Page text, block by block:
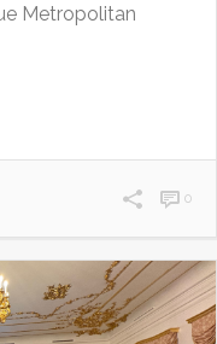
Metropolitan
0